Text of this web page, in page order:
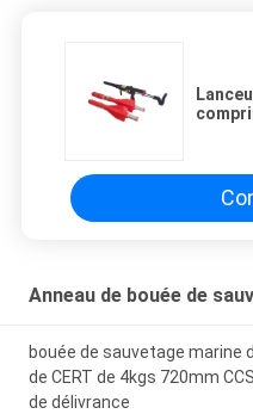
Anneau de bouée de
bouée de sauvetage marine
de CERT de 4kgs 720mm
de délivrance